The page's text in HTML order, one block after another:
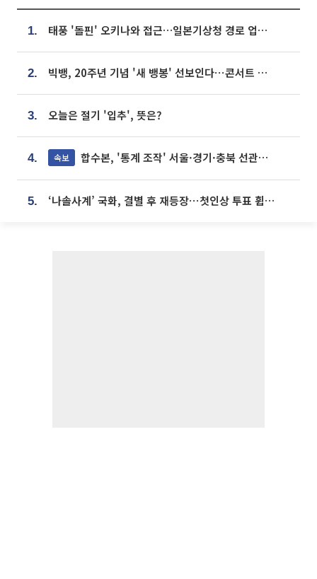
1. 태풍 '돌핀' 오키나와 접근…일본기상청 경로 업데이트
2. 빅뱅, 20주년 기념 '새 뱅봉' 선보인다⋯콘서트 앞두고 팝업 개최
3. 오늘은 절기 '입추', 뜻은?
4. 속보 합수본, '통계 조작' 서울·경기·충북 선관위 등 추가 압수수색
5. ‘나솔사계’ 국화, 결별 후 재등장⋯첫인상 투표 휩쓸고 ‘인기녀’ 등극